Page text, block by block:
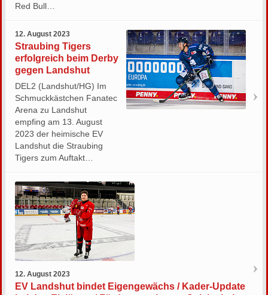
Red Bull…
12. August 2023
Straubing Tigers
erfolgreich beim Derby
gegen Landshut
DEL2 (Landshut/HG) Im
Schmuckkästchen Fanatec
Arena zu Landshut
empfing am 13. August
2023 der heimische EV
Landshut die Straubing
Tigers zum Auftakt…
12. August 2023
EV Landshut bindet Eigengewächs / Kader-Update